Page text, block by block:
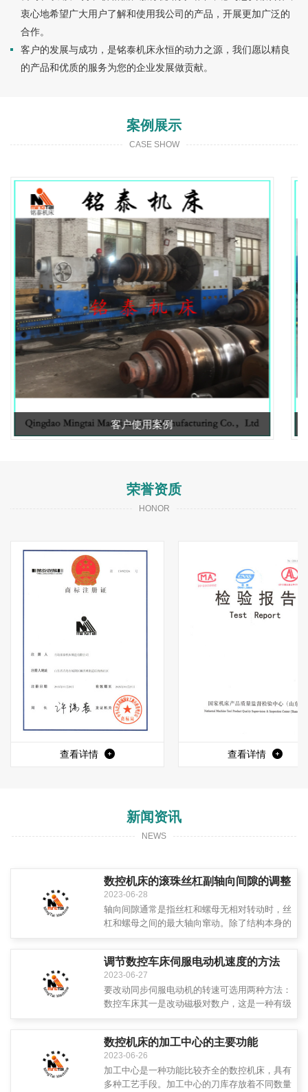
衷心地希望广大用户了解和使用我公司的产品，开展更加广泛的
合作。
客户的发展与成功，是铭泰机床永恒的动力之源，我们愿以精良
的产品和优质的服务为您的企业发展做贡献。
案例展示
CASE SHOW
客户使用案例
荣誉资质
HONOR
查看详情 查看详情
新闻资讯
NEWS
数控机床的滚珠丝杠副轴向间隙的调整
2023-06-28
轴向间隙通常是指丝杠和螺母无相对转动时，丝
杠和螺母之间的最大轴向窜动。除了结构本身的
珠丝杠副间隙时应考虑以下情况：预加载符合能
够有效地减小弹性变形所带来的轴向位移，但过
大的预加载荷将增加摩擦阻力，降低传动效率，
并使寿...
调节数控车床​伺服电动机速度的方法
2023-06-27
要改动同步伺服电动机的转速可选用两种方法：
数控车床其一是改动磁极对数户，这是一种有级
速，通过改动电动机电源频率来改动电动机的转
速，这是沟通同步电动机的一种较为理想的调速
方法，该方法可完结无级调速，其功率和功率
因...
数控机床的加工中心的主要功能
2023-06-26
加工中心是一种功能比较齐全的数控机床，具有
多种工艺手段。加工中心的刀库存放着不同数量